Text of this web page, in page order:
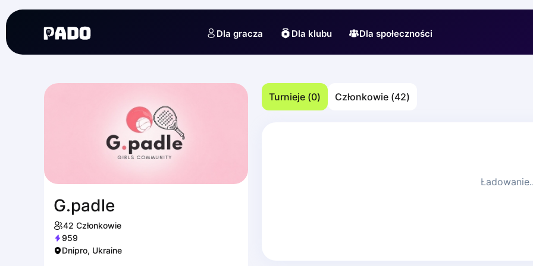
Dla gracza Dla klubu Dla społeczności
English
Українська
Polski
Русский
G.padle
42 Członkowie
959
Dnipro, Ukraine
Turnieje (0) Członkowie (42)